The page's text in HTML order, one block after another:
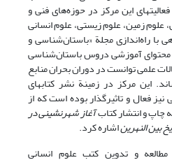
این مرکز در حوزه‌های فنی و
زمین، علوم زیستی، علوم انسانی
راه‌اندازی مجلة «باستان‌شناسی و
آموزشی دروس باستان‌شناسی
علمی توانست در دوران بحران منابع
این مرکز در زمینة نشر کتابهای
فعال و تاثیرگذار بوده است که از
چاپ و انتشار کتابآغاز شهرنشینی در
بین النهریناشاره کرد.
و تدوین کتب علوم انسانی